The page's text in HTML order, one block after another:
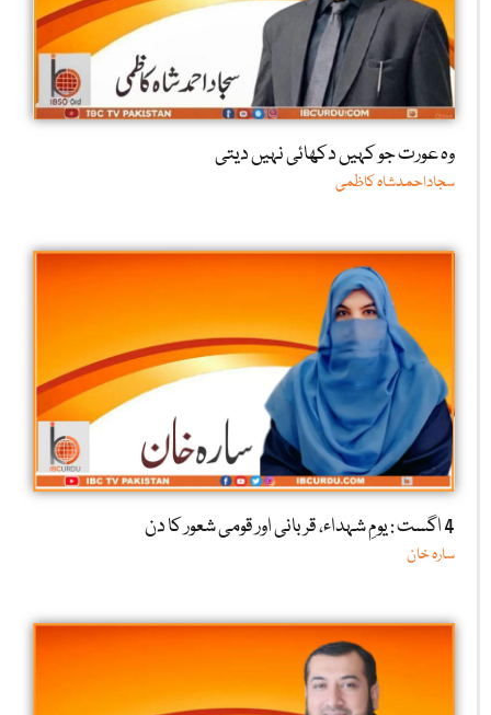
وہ عورت جو کہیں دکھائی نہیں دیتی
سجاداحمدشاہ کاظمی
4 اگست : یومِ شہداء، قربانی اور قومی شعور کا دن
سارہ خان